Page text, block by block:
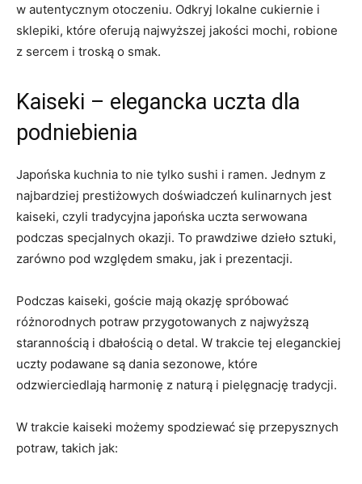
w autentycznym otoczeniu. Odkryj lokalne cukiernie i
sklepiki, które oferują najwyższej jakości mochi, robione
z sercem i troską o smak.
Kaiseki – elegancka uczta dla
podniebienia
Japońska kuchnia to nie tylko sushi i ramen. Jednym z
najbardziej prestiżowych doświadczeń kulinarnych jest
kaiseki, czyli tradycyjna japońska uczta serwowana
podczas specjalnych okazji. To prawdziwe dzieło sztuki,
zarówno pod względem smaku, jak i prezentacji.
Podczas kaiseki, goście mają okazję spróbować
różnorodnych potraw przygotowanych z najwyższą
starannością i dbałością o detal. W trakcie tej eleganckiej
uczty podawane są dania sezonowe, które
odzwierciedlają harmonię z naturą i pielęgnację tradycji.
W trakcie kaiseki możemy spodziewać się przepysznych
potraw, takich jak: